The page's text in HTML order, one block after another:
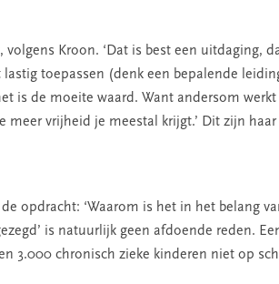
volgens Kroon. ‘Dat is best een uitdaging,
toepassen (denk een bepalende
is de moeite waard. Want andersom
meer vrijheid je meestal krijgt.’ Dit zijn haar
opdracht: ‘Waarom is het in het belang
is natuurlijk geen afdoende reden.
3.000 chronisch zieke kinderen niet op